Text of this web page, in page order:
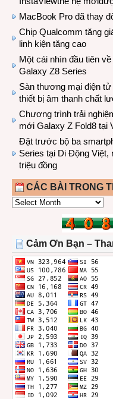
MacBook Pro đã thay
Chip Qualcomm tăng
linh kiện tăng cao
Một cái nhìn đầu tiên
Galaxy Z8 Series
Sàn thương mại điện
thiết bị âm thanh chất
Chương trình trải
mới Galaxy Z Fold8 tại
Đặt trước bộ ba
Series tại Di Động Việt,
triệu đồng
CÁC BÀI TRONG
CÁC
THÁNG
Cảm Ơn Bạn –